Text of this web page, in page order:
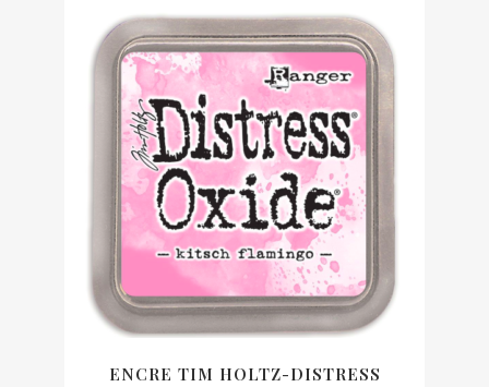
ENCRE TIM HOLTZ-DISTRESS